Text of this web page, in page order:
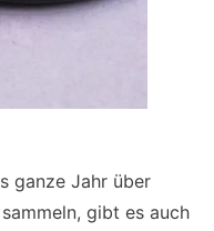
ganze Jahr über
gibt es auch